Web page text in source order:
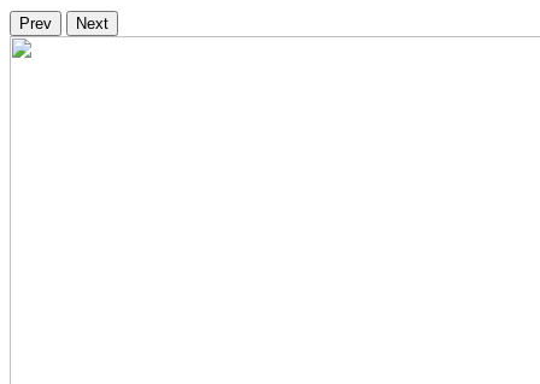
Prev Next